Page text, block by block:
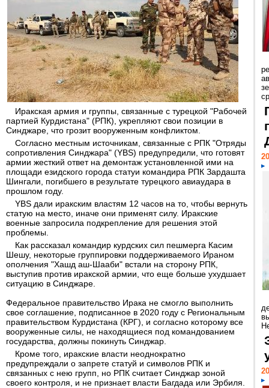
Иракская армия и группы, связанные с турецкой "Рабочей
партией Курдистана" (РПК), укрепляют свои позиции в
Синджаре, что грозит вооруженным конфликтом.
Согласно местным источникам, связанные с РПК "Отряды
сопротивления Синджара" (YBS) предупредили, что готовят
армии жесткий ответ на демонтаж установленной ими на
площади езидского города статуи командира РПК Зардашта
Шингали, погибшего в результате турецкого авиаудара в
прошлом году.
YBS дали иракским властям 12 часов на то, чтобы вернуть
статую на место, иначе они применят силу. Иракские
военные запросила подкрепление для решения этой
проблемы.
Как рассказал командир курдских сил пешмерга Касим
Шешу, некоторые группировки поддерживаемого Ираном
ополчения "Хашд аш-Шааби" встали на сторону РПК,
выступив против иракской армии, что еще больше ухудшает
ситуацию в Синджаре.
Федеральное правительство Ирака не смогло выполнить
свое соглашение, подписанное в 2020 году с Региональным
правительством Курдистана (КРГ), и согласно которому все
вооруженные силы, не находящиеся под командованием
государства, должны покинуть Синджар.
Кроме того, иракские власти неоднократно
предупреждали о запрете статуй и символов РПК и
связанных с нею групп, но РПК считает Синджар зоной
своего контроля, и не признает власти Багдада или Эрбиля.